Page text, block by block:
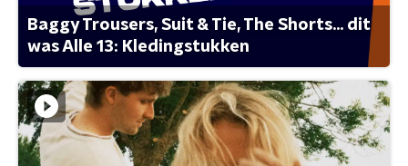
Baggy Trousers, Suit & Tie, The Shorts... dit
was Alle 13: Kledingstukken